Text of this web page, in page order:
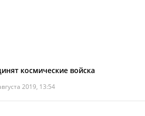
космические войска
2019, 13:54